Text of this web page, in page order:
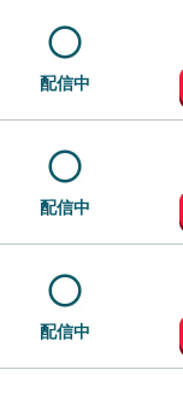
配信中
配信中
配信中